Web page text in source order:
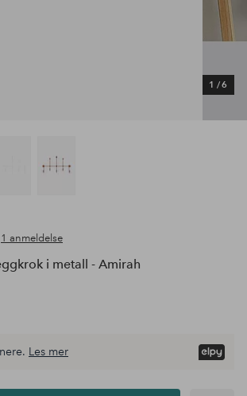
1 /6
1 anmeldelse
i metall - Amirah
Les mer